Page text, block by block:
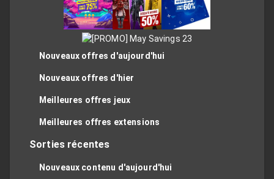
Nouveaux offres d'aujourd'hui
Nouveaux offres d'hier
Meilleures offres jeux
Meilleures offres extensions
Sorties récentes
Nouveaux contenu d'aujourd'hui